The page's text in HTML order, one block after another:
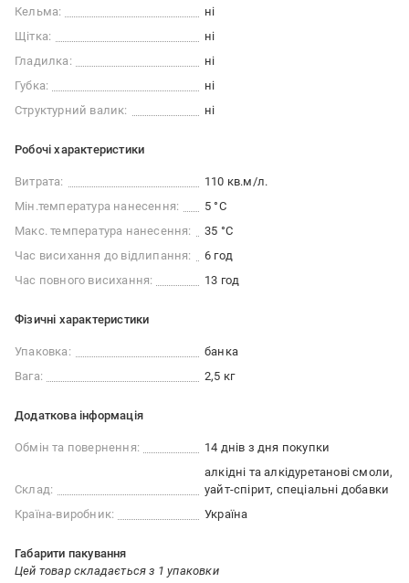
Кельма:
ні
Щітка:
ні
Гладилка:
ні
Губка:
ні
Структурний валик:
ні
Робочі характеристики
Витрата:
110 кв.м/л.
Мін.температура нанесення:
5 °C
Макс. температура нанесення:
35 °C
Час висихання до відлипання:
6 год
Час повного висихання:
13 год
Фізичні характеристики
Упаковка:
банка
Вага:
2,5 кг
Додаткова інформація
Обмін та повернення: 14 днів з дня покупки
Склад:
алкідні та алкідуретанові смоли,
уайт-спірит, спеціальні добавки
Країна-виробник:
Україна
Габарити пакування
Цей товар складається з 1 упаковки